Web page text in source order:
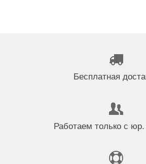
Бесплатная
Работаем только с